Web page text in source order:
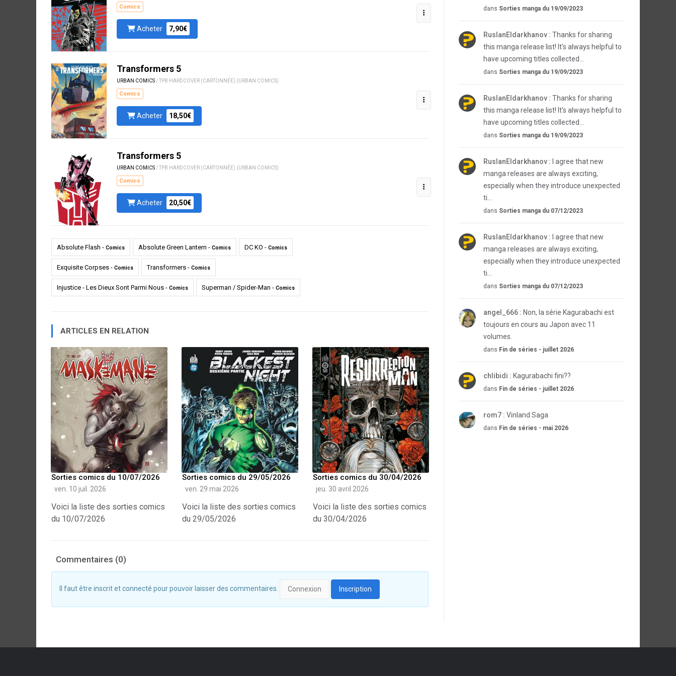
Comics
Acheter 7,90€
Transformers 5
URBAN COMICS / TPB HARDCOVER (CARTONNÉE) (URBAN COMICS)
Comics
Acheter 18,50€
Transformers 5
URBAN COMICS / TPB HARDCOVER (CARTONNÉE) (URBAN COMICS)
Comics
Acheter 20,50€
Absolute Flash - Comics Absolute Green Lantern - Comics DC KO - Comics
Exquisite Corpses - Comics Transformers - Comics
Injustice - Les Dieux Sont Parmi Nous - Comics Superman / Spider-Man - Comics
ARTICLES EN RELATION
Sorties comics du 10/07/2026
ven. 10 juil. 2026
Voici la liste des sorties comics
du 10/07/2026
Sorties comics du 29/05/2026
ven. 29 mai 2026
Voici la liste des sorties comics
du 29/05/2026
Sorties comics du 30/04/2026
jeu. 30 avril 2026
Voici la liste des sorties comics
du 30/04/2026
Commentaires (0)
Il faut être inscrit et connecté pour pouvoir laisser des commentaires. Connexion Inscription
dans Sorties manga du 19/09/2023
RuslanEldarkhanov : Thanks for sharing
this manga release list! It's always helpful to
have upcoming titles collected...
dans Sorties manga du 19/09/2023
RuslanEldarkhanov : Thanks for sharing
this manga release list! It's always helpful to
have upcoming titles collected...
dans Sorties manga du 19/09/2023
RuslanEldarkhanov :
I agree that new
manga releases are always exciting,
especially when they introduce unexpected
ti...
dans Sorties manga du 07/12/2023
RuslanEldarkhanov :
I agree that new
manga releases are always exciting,
especially when they introduce unexpected
ti...
dans Sorties manga du 07/12/2023
angel_666 : Non, la série Kagurabachi est
toujours en cours au Japon avec 11
volumes.
dans Fin de séries - juillet 2026
chlibidi : Kagurabachi fini??
dans Fin de séries - juillet 2026
rom7 : Vinland Saga
dans Fin de séries - mai 2026